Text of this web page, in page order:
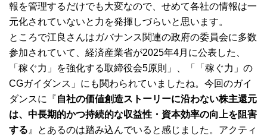
報を管理するだけでも大変なので、せめて各社の情報は一
元化されていないと力を発揮しづらいと思います。
ところで江良さんはガバナンス関連の政府の委員会に多数
参加されていて、経済産業省が2025年4月に公表した、
「稼ぐ力」を強化する取締役会5原則」、「「稼ぐ力」の
CGガイダンス」にも関わられていましたね。今回のガイ
ダンスに『自社の価値創造ストーリーに沿わない株主還元
は、中長期的かつ持続的な収益性・資本効率の向上を阻害
する 』とあるのは踏み込んでいると感じました。アクティ